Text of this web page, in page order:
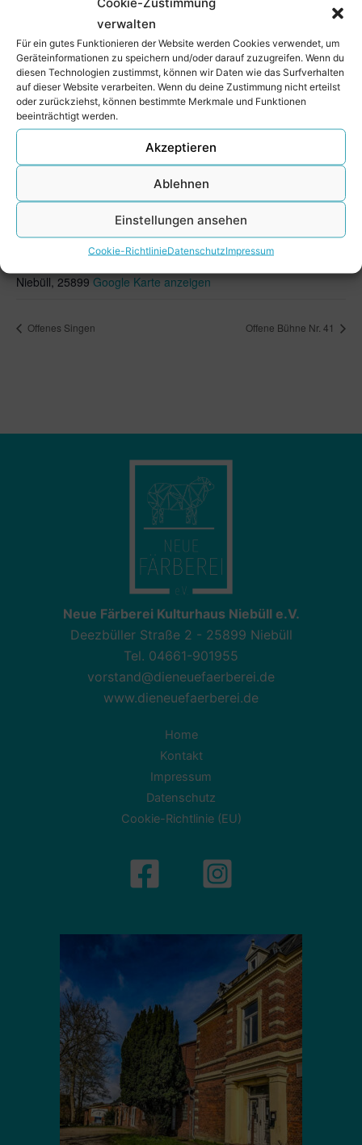
verwalten
Für ein gutes Funktionieren der Website werden Cookies verwendet, um
Geräteinformationen zu speichern und/oder darauf zuzugreifen. Wenn du
diesen Technologien zustimmst, können wir Daten wie das Surfverhalten
auf dieser Website verarbeiten. Wenn du deine Zustimmung nicht erteilst
oder zurückziehst, können bestimmte Merkmale und Funktionen
beeinträchtigt werden.
Akzeptieren
Ablehnen
Einstellungen ansehen
Cookie-RichtlinieDatenschutzImpressum
VERANSTALTUNGSORT
Rathaussaal
Hauptstraße 44
Niebüll, 25899 Google Karte anzeigen
Klicke hier, um Marketing-Cookies zu
akzeptieren und diesen Inhalt zu aktivieren
Offenes Singen Offene Bühne Nr. 41
Neue Färberei Kulturhaus Niebüll e.V.
Deezbüller Straße 2 - 25899 Niebüll
Tel. 04661-901955
vorstand@dieneuefaerberei.de
www.dieneuefaerberei.de
Home
Kontakt
Impressum
Datenschutz
Cookie-Richtlinie (EU)